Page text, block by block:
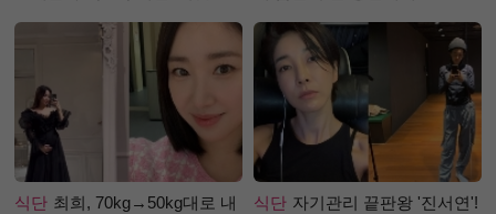
식단 최희, 70kg→50kg대로 내
식단 자기관리 끝판왕 '진서연'!